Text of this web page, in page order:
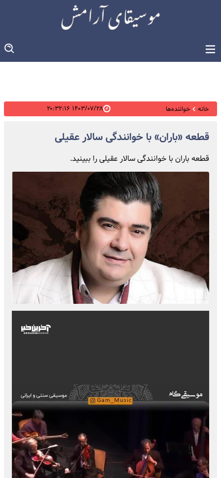
خانه خواننده‌ها ۱۴۰۳/۰۷/۲۸ ۲۰:۳۲:۱۶
قطعه «باران» با خوانندگی سالار عقیلی
قطعه باران با خوانندگی سالار عقیلی را ببینید.